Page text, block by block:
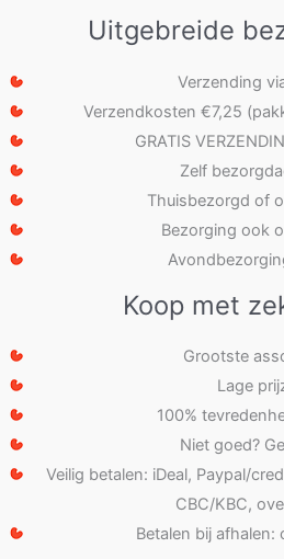
Uitgebreide
Verzending
Verzendkosten €7,25
GRATIS
Zelf
Thuisbezorgd of
Bezorging ook
Koop met
Grootste
Lage
100%
Niet goed?
Veilig betalen: iDeal, Paypal/
CBC/KBC,
Betalen bij afhalen: